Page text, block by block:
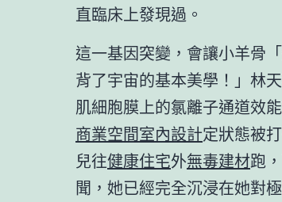
直臨床上發現過。
這一基因突變，會讓小羊骨
背了宇宙的基本美學！」林
肌細胞膜上的氯離子通道效
商業空間室內設計定狀態被
兒往健康住宅外無毒建材跑
聞，她已經完全沉浸在她對